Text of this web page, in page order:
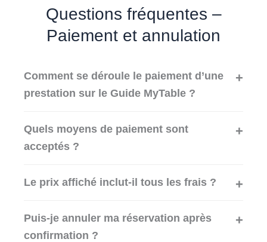
Questions fréquentes –
Paiement et annulation
Comment se déroule le paiement d’une
prestation sur le Guide MyTable ?
Quels moyens de paiement sont
acceptés ?
Le prix affiché inclut-il tous les frais ?
Puis-je annuler ma réservation après
confirmation ?